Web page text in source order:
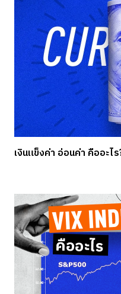
เงินแข็งค่า อ่อนค่า คืออะ